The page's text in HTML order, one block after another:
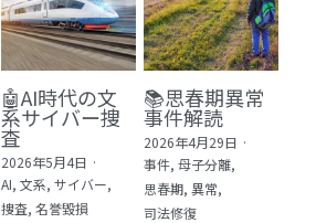
🤖AI時代の文
系サイバー捜
査
2026年5月4日 ·
AI, 文系, サイバー,
捜査, 名誉毀損
📚思春期異常
事件解読
2026年4月29日 ·
事件, 母子分離,
思春期, 異常,
司法修復